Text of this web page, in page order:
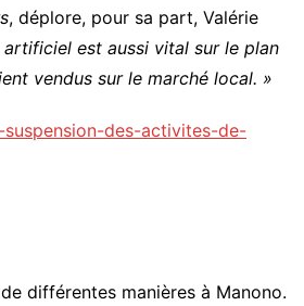
, déplore, pour sa part, Valérie
artificiel est aussi vital sur le plan
vendus sur le marché local. »
des-activites-de-
différentes manières à Manono.